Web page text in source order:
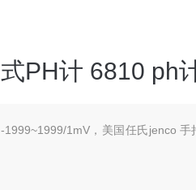
PH计 6810 ph
1mV，美国任氏jenco 手